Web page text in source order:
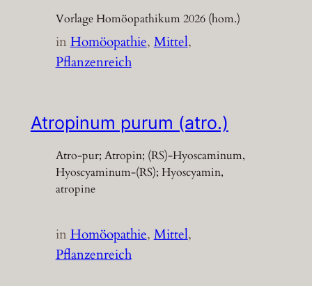
Vorlage Homöopathikum 2026 (hom.)
inHomöopathie, Mittel
Pflanzenreich
Atropinum purum (atro.)
Atro-pur; Atropin; (RS)-Hyoscaminum,
Hyoscyaminum-(RS); Hyoscyamin,
atropine
inHomöopathie, Mittel
Pflanzenreich